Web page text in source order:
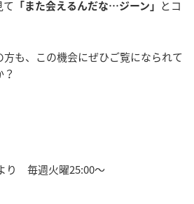
て 「また会えるんだな…ジーン」
とコ
も、この機会にぜひご覧になられて
り 毎週火曜25:00～